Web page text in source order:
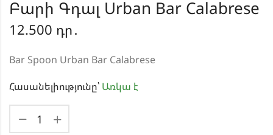
Բարի Գդալ Urban Bar Calabrese
12.500 դր․
Bar Spoon Urban Bar Calabrese
Հասանելիությունը՝ Առկա է